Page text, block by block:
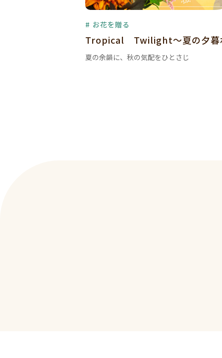
# お花を贈る
Tropical Twilight～夏の夕暮
夏の余韻に、秋の気配をひとさじ